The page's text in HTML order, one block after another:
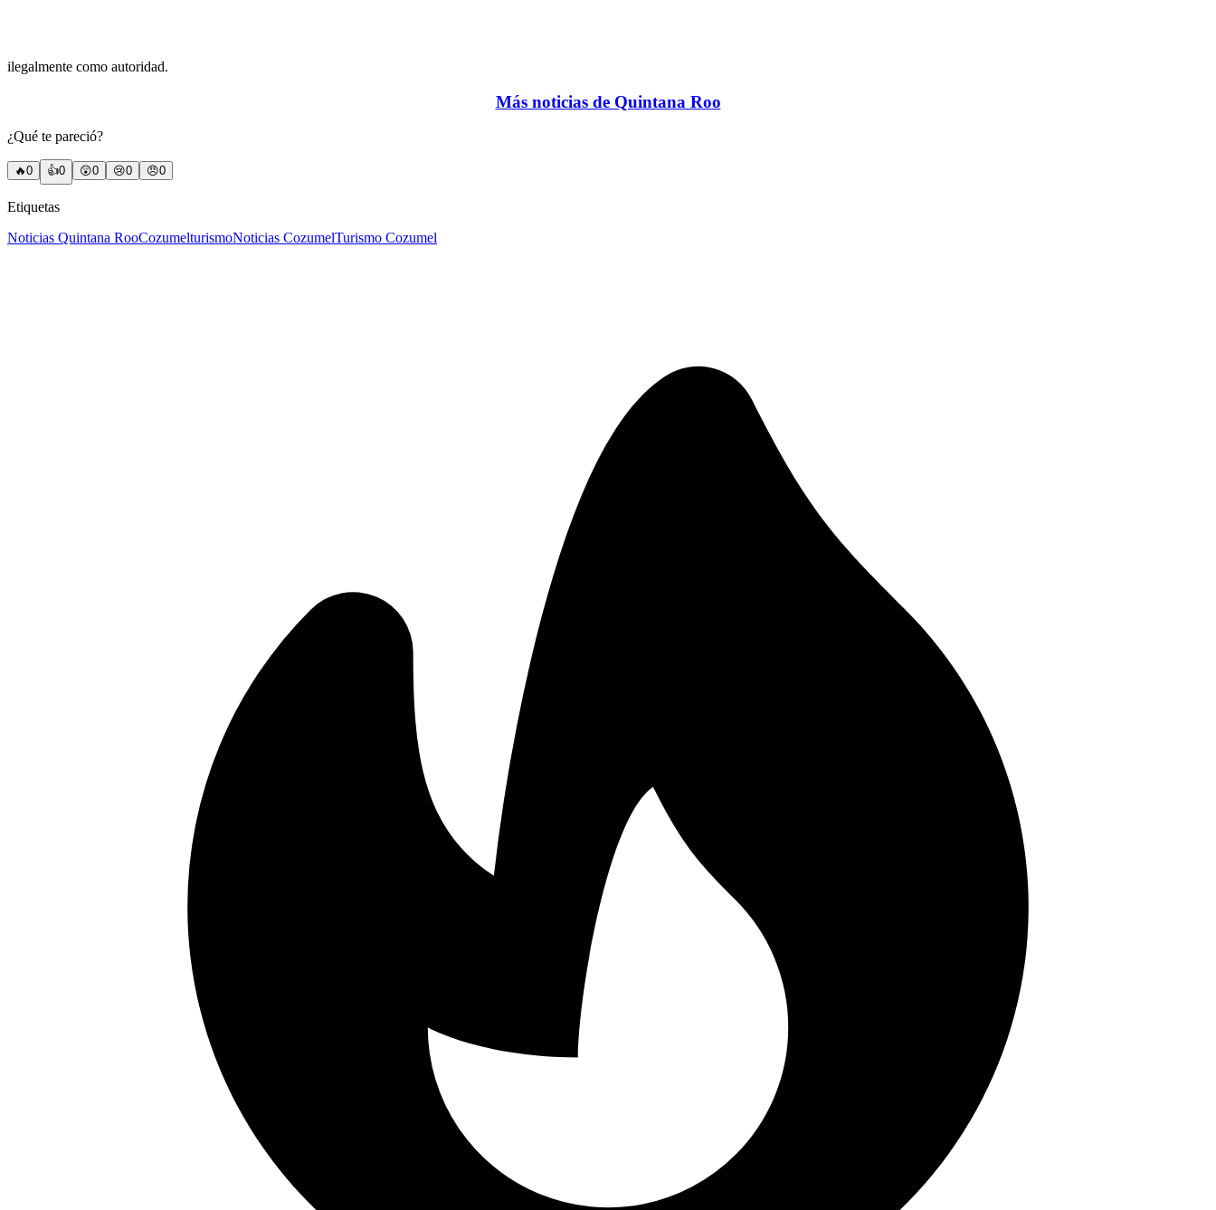
ilegalmente como autoridad.
Más noticias de Quintana Roo
¿Qué te pareció?
🔥0 👍0 😲0 😢0 😠0
Etiquetas
Noticias Quintana RooCozumelturismoNoticias CozumelTurismo Cozumel